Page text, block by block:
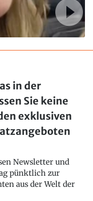
in der
Sie keine
exklusiven
Newsletter und
pünktlich zur
aus der Welt der